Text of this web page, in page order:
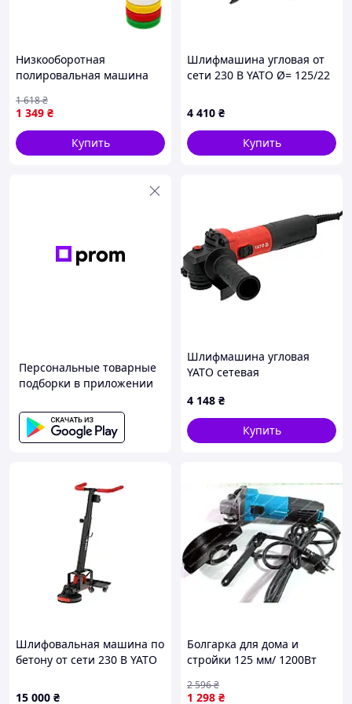
ценят качество, мобильность и удобство в уходе за
Низкооборотная
полировальная машина
Гц (с кругами) полировка
для автомобиля
1 349 ₴
1 618₴
Купить
Шлифмашина угловая от
сети 230 В YATO Ø= 125/22
мин, М14 [6]
4 410 ₴
Купить
Персональные товарные
подборки в приложении
Шлифмашина угловая
YATO сетевая
Ø=125мм,регул.обер-3000-
11000 об/х плавный пуск
4 148 ₴
Купить
Шлифовальная машина по
бетону от сети 230 В YATO
1500 Вт, с опорой [1]
15 000 ₴
Болгарка для дома и
стройки 125 мм/ 1200Вт
Мини болгарка с
1 298 ₴
2 596₴